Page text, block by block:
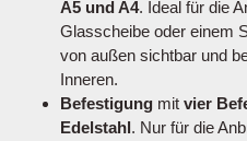
A5 und A4. Ideal für die
Glasscheibe oder einem
von außen sichtbar und
Inneren.
Befestigung mit vier
Edelstahl. Nur für die